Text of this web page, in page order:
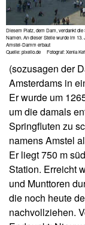
Diesem Platz, dem Dam, verdankt die
Namen. An dieser Stelle wurde im 13.
Amstel-Damm erbaut
Quelle: pixelio.de Fotograf: Xenia
(sozusagen der
Amsterdams in
Er wurde um
um die damals
Springfluten zu
namens Amstel
Er liegt 750 m
Station. Erreicht
und Munttoren
die noch heute
nachvollziehen.